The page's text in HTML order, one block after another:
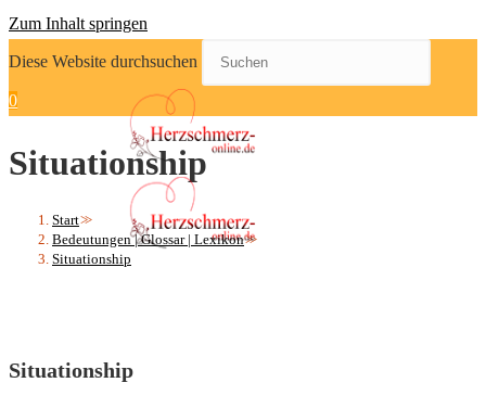
Zum Inhalt springen
Diese Website durchsuchen
0
Situationship
Start>>
Bedeutungen | Glossar | Lexikon>>
Situationship
Situationship